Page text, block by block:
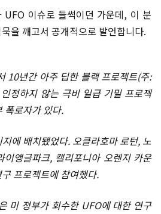
UFO 이슈로 들썩이던 가운데, 이 분
을 깨고서 공개적으로 발언합니다.
10년간 아주 딥한 블랙 프로젝트(주:
정하지 않는 극비 일급 기밀 프로젝
폭로자가 있다.
에 배치됐었다. 오클라호마 로턴, 노
이앵글파크, 캘리포니아 오렌지 카운
프로젝트에 참여했다.
미 정부가 회수한 UFO에 대한 연구